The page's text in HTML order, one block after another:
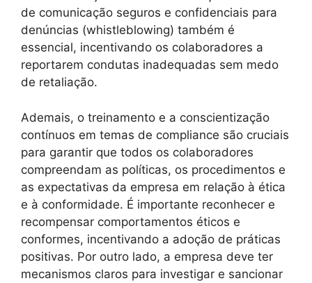
de comunicação seguros e confidenciais para
denúncias (whistleblowing) também é
essencial, incentivando os colaboradores a
reportarem condutas inadequadas sem medo
de retaliação.
Ademais, o treinamento e a conscientização
contínuos em temas de compliance são cruciais
para garantir que todos os colaboradores
compreendam as políticas, os procedimentos e
as expectativas da empresa em relação à ética
e à conformidade. É importante reconhecer e
recompensar comportamentos éticos e
conformes, incentivando a adoção de práticas
positivas. Por outro lado, a empresa deve ter
mecanismos claros para investigar e sancionar